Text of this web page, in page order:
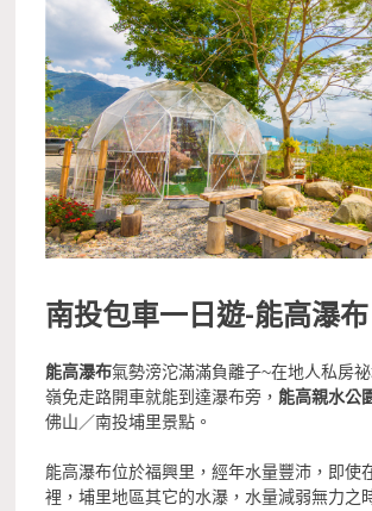
南投包車一日遊-能高瀑布
能高瀑布氣勢滂沱滿滿負離子~在地人私房
嶺免走路開車就能到達瀑布旁， 能高親水公
佛山／南投埔里景點。
能高瀑布位於福興里，經年水量豐沛，即使
裡，埔里地區其它的水瀑，水量減弱無力之